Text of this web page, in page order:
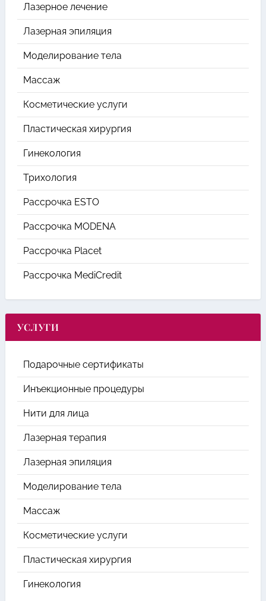
Лазерное лечение
Лазерная эпиляция
Моделирование тела
Массаж
Косметические услуги
Пластическая хирургия
Гинекология
Трихология
Рассрочка ESTO
Рассрочка MODENA
Рассрочка Placet
Рассрочка MediCredit
УСЛУГИ
Подарочные сертификаты
Инъекционные процедуры
Нити для лица
Лазерная терапия
Лазерная эпиляция
Моделирование тела
Массаж
Косметические услуги
Пластическая хирургия
Гинекология